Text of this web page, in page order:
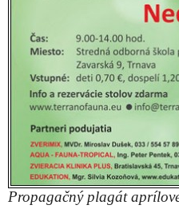
Propagačný plagát